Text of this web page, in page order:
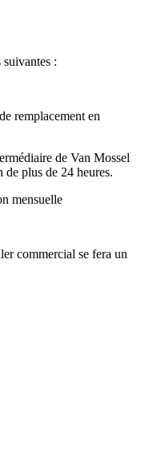
:
remplacement en
de Van Mossel
de plus de 24 heures.
mensuelle
commercial se fera un